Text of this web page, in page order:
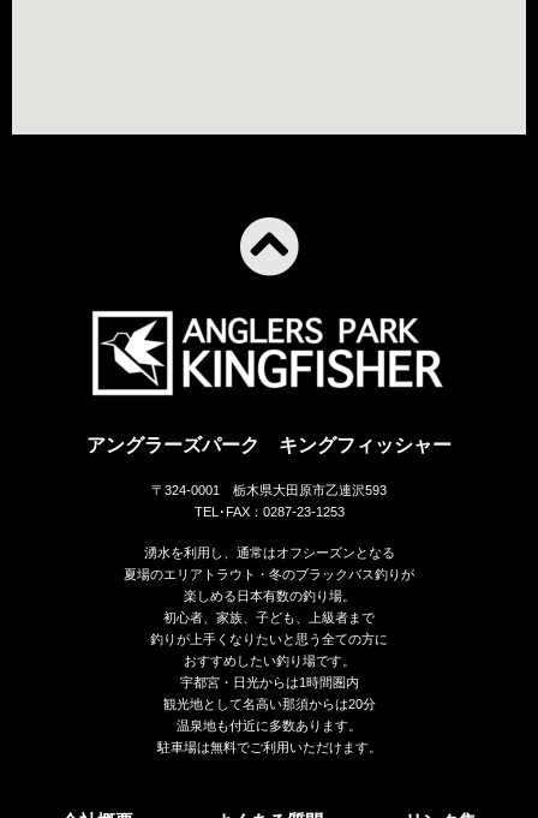
アングラーズパーク キングフィッシャー
〒324-0001 栃木県大田原市乙連沢593
TEL･FAX：0287-23-1253
湧水を利用し、通常はオフシーズンとなる
夏場のエリアトラウト・冬のブラックバス釣りが
楽しめる日本有数の釣り場。
初心者、家族、子ども、上級者まで
釣りが上手くなりたいと思う全ての方に
おすすめしたい釣り場です。
宇都宮・日光からは1時間圏内
観光地として名高い那須からは20分
温泉地も付近に多数あります。
駐車場は無料でご利用いただけます。